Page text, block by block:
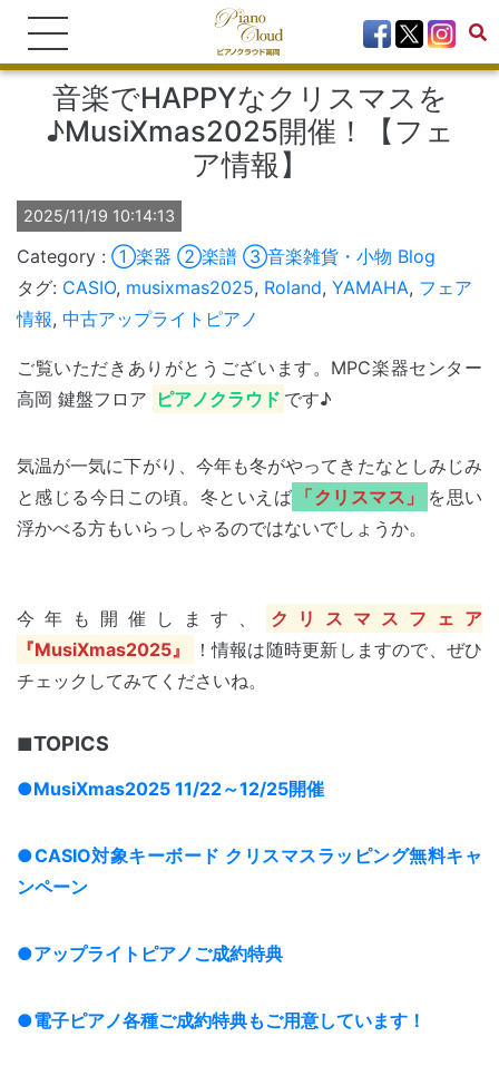
音楽でHAPPYなクリスマスを
♪MusiXmas2025開催！【フェ
ア情報】
2025/11/19 10:14:13
①楽器 ②楽譜 ③音楽雑貨・小物 Blog
タグ: CASIO, musixmas2025, Roland, YAMAHA, フェア
情報, 中古アップライトピアノ
ご覧いただきありがとうございます。MPC楽器センター
高岡 鍵盤フロア ピアノクラウド です♪
気温が一気に下がり、今年も冬がやってきたなとしみじみ
と感じる今日この頃。冬といえば 「クリスマス」
を思い
浮かべる方もいらっしゃるのではないでしょうか。
今年も開催します、
クリスマスフェア
『MusiXmas2025』
！情報は随時更新しますので、ぜひ
チェックしてみてくださいね。
TOPICS
●MusiXmas2025 11/22～12/25開催
●CASIO対象キーボード クリスマスラッピング無料キャ
ンペーン
●アップライトピアノご成約特典
●電子ピアノ各種ご成約特典もご用意しています！